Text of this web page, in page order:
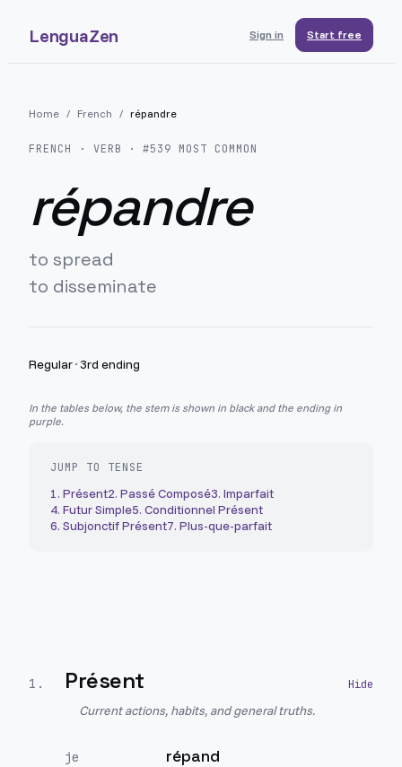
LenguaZen Sign in Start free
Home / French / répandre
FRENCH · VERB · #539 MOST COMMON
répandre
to spread
to disseminate
Regular·3rd ending
In the tables below, the stem is shown in black and the ending in
purple.
JUMP TO TENSE
1. Présent2. Passé Composé3. Imparfait
4. Futur Simple5. Conditionnel Présent
6. Subjonctif Présent7. Plus-que-parfait
1 . Présent
Current actions, habits, and general truths.
je répand